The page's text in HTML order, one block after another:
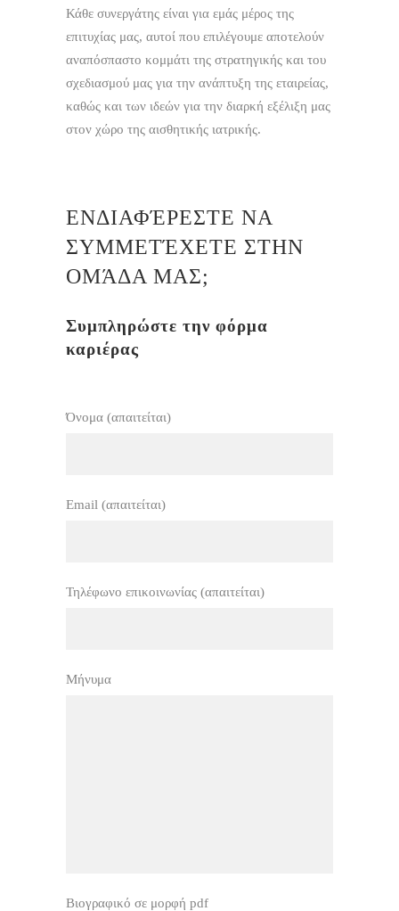
Κάθε συνεργάτης είναι για εμάς μέρος της
επιτυχίας μας, αυτοί που επιλέγουμε αποτελούν
αναπόσπαστο κομμάτι της στρατηγικής και του
σχεδιασμού μας για την ανάπτυξη της εταιρείας,
καθώς και των ιδεών για την διαρκή εξέλιξη μας
στον χώρο της αισθητικής ιατρικής.
ΕΝΔΙΑΦΈΡΕΣΤΕ ΝΑ
ΣΥΜΜΕΤΈΧΕΤΕ ΣΤΗΝ
ΟΜΆΔΑ ΜΑΣ;
Συμπληρώστε την φόρμα
καριέρας
Όνομα (απαιτείται)
Email (απαιτείται)
Τηλέφωνο επικοινωνίας (απαιτείται)
Μήνυμα
Βιογραφικό σε μορφή pdf